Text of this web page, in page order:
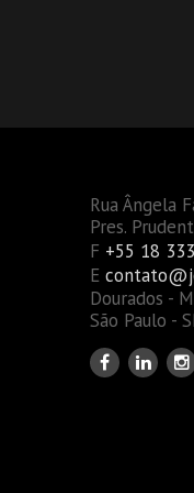
Rua Ângela
Pres.
F +55 18
E
Dourados
São Paulo